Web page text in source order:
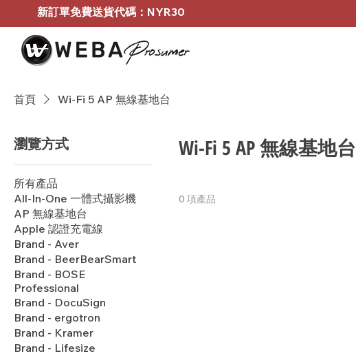
新訂單免費送貨代碼：NYR30
首頁 Wi-Fi 5 AP 無線基地台
瀏覽方式
所有產品
All-In-One 一體式攝影機
AP 無線基地台
Apple 認證充電線
Brand - Aver
Brand - BeerBearSmart
Brand - BOSE
Professional
Brand - DocuSign
Brand - ergotron
Brand - Kramer
Brand - Lifesize
Wi-Fi 5 AP 無線基地台
0 項產品